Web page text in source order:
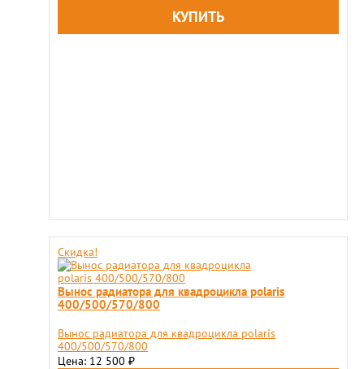
Скидка!
Вынос радиатора для квадроцикла polaris
400/500/570/800
Вынос радиатора для квадроцикла polaris
400/500/570/800
Цена: 12 500 ₽